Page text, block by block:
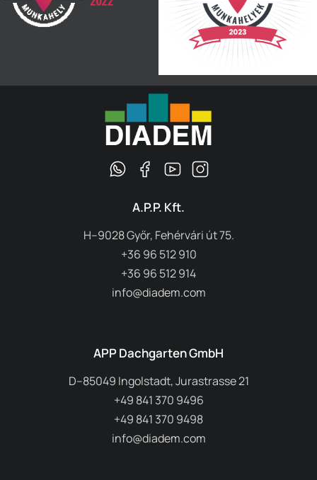
A.P.P. Kft.
H–9028 Győr, Fehérvári út 75.
+36 96 512 910
+36 96 512 914
info@diadem.com
APP Dachgarten GmbH
D–85049 Ingolstadt, Jurastrasse 21
+49 841 370 9496
+49 841 370 9498
info@diadem.com